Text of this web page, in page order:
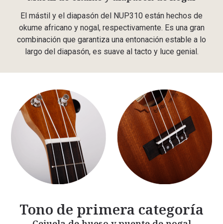
El mástil y el diapasón del NUP310 están hechos de
okume africano y nogal, respectivamente. Es una gran
combinación que garantiza una entonación estable a lo
largo del diapasón, es suave al tacto y luce genial.
Tono de primera categoría